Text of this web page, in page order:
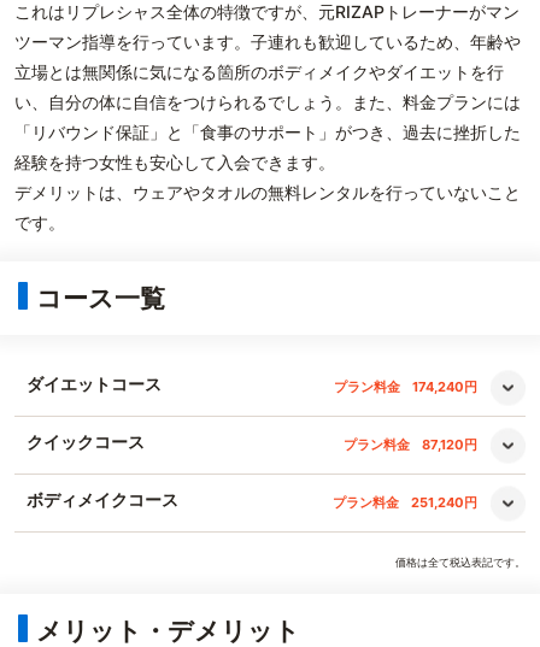
これはリプレシャス全体の特徴ですが、元RIZAPトレーナーがマン
ツーマン指導を行っています。子連れも歓迎しているため、年齢や
立場とは無関係に気になる箇所のボディメイクやダイエットを行
い、自分の体に自信をつけられるでしょう。また、料金プランには
「リバウンド保証」と「食事のサポート」がつき、過去に挫折した
経験を持つ女性も安心して入会できます。
デメリットは、ウェアやタオルの無料レンタルを行っていないこと
です。
コース一覧
ダイエットコース プラン料金 174,240円
クイックコース プラン料金 87,120円
ボディメイクコース プラン料金 251,240円
価格は全て税込表記です。
メリット・デメリット